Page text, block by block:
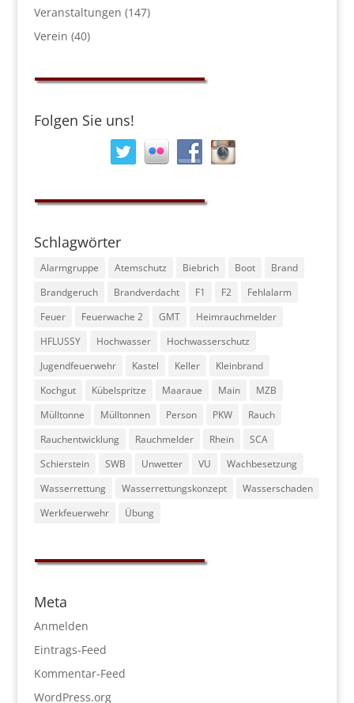
Veranstaltungen (147)
Verein (40)
Folgen Sie uns!
Schlagwörter
Alarmgruppe Atemschutz Biebrich Boot
Brand
Brandgeruch
Brandverdacht F1 F2
Fehlalarm
Feuer
Feuerwache 2 GMT
Heimrauchmelder
HFLUSSY
Hochwasser
Hochwasserschutz
Jugendfeuerwehr
Kastel Keller
Kleinbrand
Kochgut
Kübelspritze Maaraue Main
MZB
Mülltonne
Mülltonnen Person PKW
Rauch
Rauchentwicklung
Rauchmelder Rhein
SCA
Schierstein
SWB Unwetter VU
Wachbesetzung
Wasserrettung
Wasserrettungskonzept
Wasserschaden
Werkfeuerwehr
Übung
Meta
Anmelden
Eintrags-Feed
Kommentar-Feed
WordPress.org